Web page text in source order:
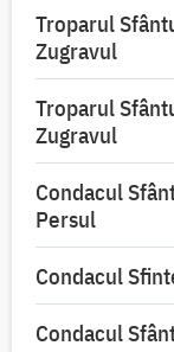
Troparul
Zugravul
Troparul
Zugravul
Condacul
Persul
Condacul
Condacul